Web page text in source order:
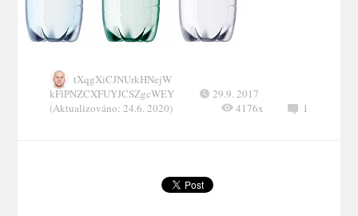
tXqgXiCJNUrkHNejW
kFlPNZCXFUYJCSZgcWEY
29.9. 2017
(Aktualizováno: 24.6. 2020)
1
4176x